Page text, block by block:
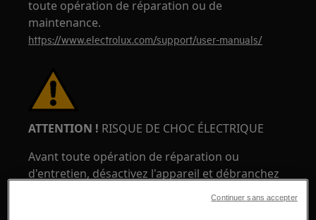
toute opération de réparation ou de
maintenance.
https://www.electrolux.com/support/user-manuals/
ATTENTION ! RISQUE DE CHOC ÉLECTRIQUE
Avant toute opération de réparation ou
d'entretien, désactivez l'appareil et débranchez
Continuer sans accepter